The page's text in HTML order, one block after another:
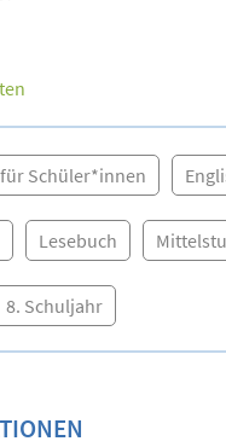
Schüler*innen
Lesebuch
8. Schuljahr